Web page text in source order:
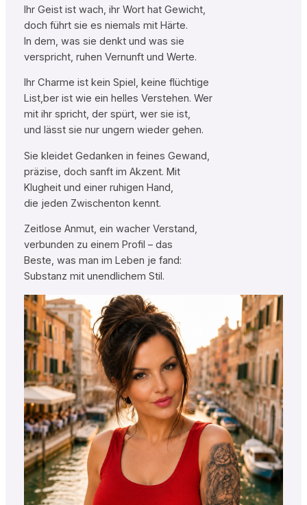
Ihr Geist ist wach, ihr Wort hat Gewicht,
doch führt sie es niemals mit Härte.
In dem, was sie denkt und was sie
verspricht, ruhen Vernunft und Werte.
Ihr Charme ist kein Spiel, keine flüchtige
List,ber ist wie ein helles Verstehen. Wer
mit ihr spricht, der spürt, wer sie ist,
und lässt sie nur ungern wieder gehen.
Sie kleidet Gedanken in feines Gewand,
präzise, doch sanft im Akzent. Mit
Klugheit und einer ruhigen Hand,
die jeden Zwischenton kennt.
Zeitlose Anmut, ein wacher Verstand,
verbunden zu einem Profil – das
Beste, was man im Leben je fand:
Substanz mit unendlichem Stil.